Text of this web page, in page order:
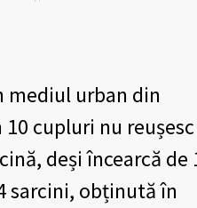
urban din
10 cupluri nu reușesc
deși încearcă de
sarcini, obținută în